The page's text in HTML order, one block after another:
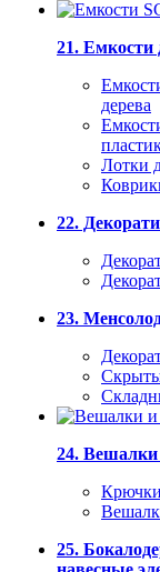
21. Емкости
дерева
Лотки
22.
23.
24.
Крючки
25.